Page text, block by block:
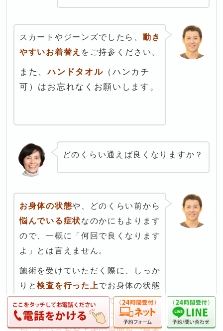
スカートやジーンズでしたら、 動き
やすいお着替え をご持参ください。
また、ハンドタオル （ハンカチ
可）はお忘れなくお願いします。
どのくらい通えば良くなりますか？
お身体の状態や、どのくらい前から
悩んでいる症状なのかにもよります
ので、一概に「何回で良くなります
よ」とは言えません。
施術を受けていただく際に、しっか
りと検査を行った上でお身体の状態
を ていねいに説明
させていただき、
どのくらい通うと改善に向かうの